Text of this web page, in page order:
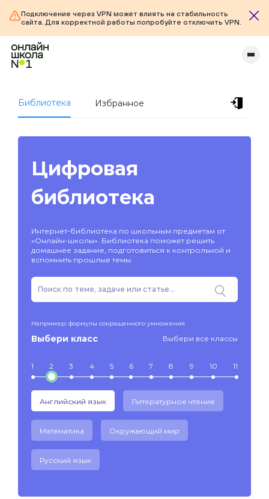
Подключение через VPN может влиять на стабильность
сайта. Для корректной работы попробуйте отключить VPN.
Библиотека Избранное
Цифровая
библиотека
Интернет-библиотека по школьным предметам от
«Онлайн-школы». Библиотека поможет решить
домашнее задание, подготовиться к контрольной и
вспомнить прошлые темы.
Например: формулы сокращенного умножения
Выбери класс Выбери все классы
1 2 3 4 5 6 7 8 9 10 11
Английский язык Литературное чтение
Математика Окружающий мир
Русский язык